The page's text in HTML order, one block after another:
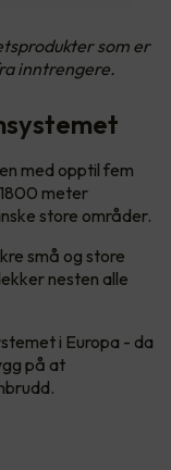
som er
inntrengere.
med opptil fem
meter
store områder.
små og store
nesten alle
i Europa - da
på at